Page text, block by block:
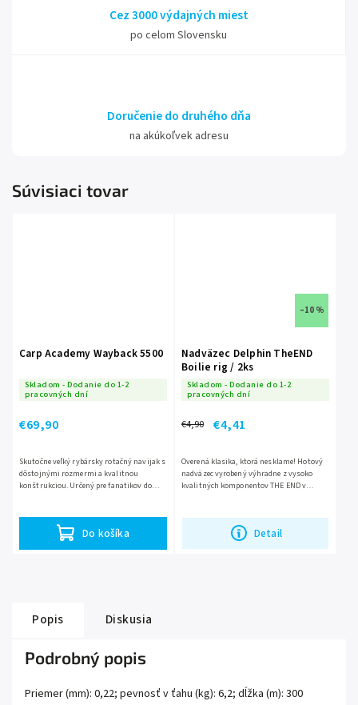
Cez 3000 výdajných miest
po celom Slovensku
Doručenie do druhého dňa
na akúkoľvek adresu
Súvisiaci tovar
Carp Academy Wayback 5500
Skladom - Dodanie do 1-2
pracovných dní
€69,90
Do košíka
Skutočne veľký rybársky rotačný navijak s
dôstojnými rozmermi a kvalitnou
konštrukciou. Určený pre fanatikov do
–10 %
Nadväzec Delphin TheEND
Boilie rig / 2ks
Skladom - Dodanie do 1-2
pracovných dní
€4,90 €4,41
Detail
Overená klasika, ktorá nesklame! Hotový
nadväzec vyrobený výhradne z vysoko
kvalitných komponentov THE END v
Popis Diskusia
Podrobný popis
Priemer (mm): 0,22; pevnosť v ťahu (kg): 6,2; dĺžka (m): 300